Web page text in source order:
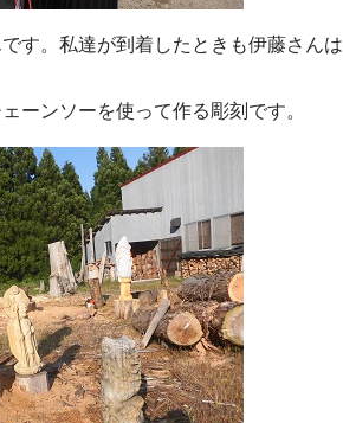
す。私達が到着したときも伊藤さんは
ーンソーを使って作る彫刻です。